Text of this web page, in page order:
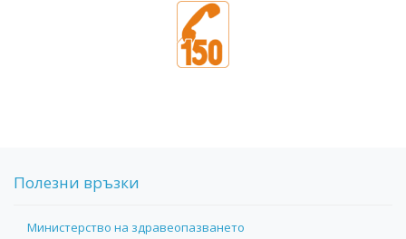
Полезни връзки
Министерство на здравеопазването